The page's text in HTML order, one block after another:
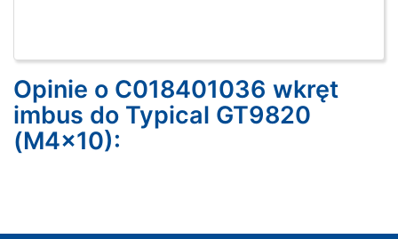
Opinie o C018401036 wkręt
imbus do Typical GT9820
(M4x10):